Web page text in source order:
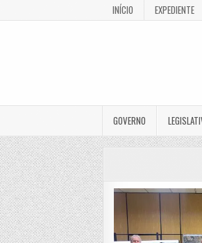
INÍCIO EXPEDIENTE
GOVERNO